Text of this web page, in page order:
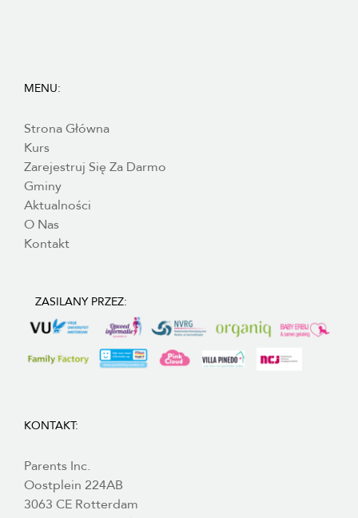
MENU:
Strona Główna
Kurs
Zarejestruj Się Za Darmo
Gminy
Aktualności
O Nas
Kontakt
ZASILANY PRZEZ:
KONTAKT:
Parents Inc.
Oostplein 224AB
3063 CE Rotterdam